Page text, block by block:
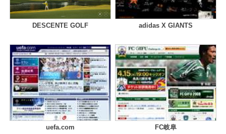
DESCENTE GOLF adidas X GIANTS
uefa.com FC岐阜